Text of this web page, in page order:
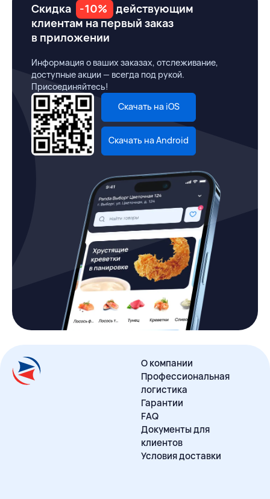
Скидка -10%
действующим
клиентам на первый заказ
в приложении
Информация о ваших заказах, отслеживание,
доступные акции — всегда под рукой.
Присоединяйтесь!
Скачать на iOS
Скачать на Android
О компании
Профессиональная
логистика
Гарантии
FAQ
Документы для
клиентов
Условия доставки